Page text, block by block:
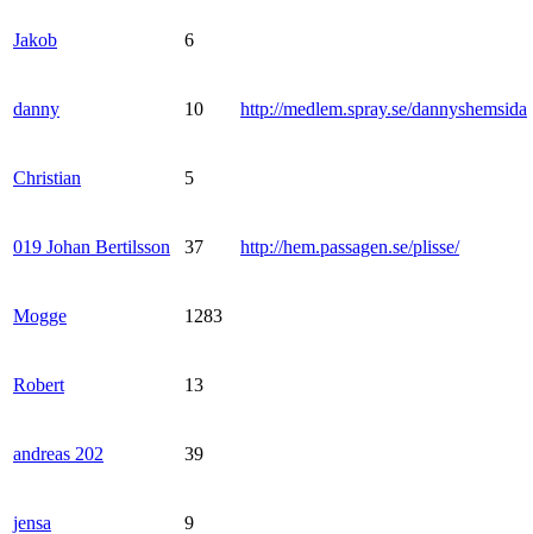
Jakob 6
danny 10 http://medlem.spray.se/dannyshemsida
Christian 5
019 Johan Bertilsson 37 http://hem.passagen.se/plisse/
Mogge 1283
Robert 13
andreas 202 39
jensa 9